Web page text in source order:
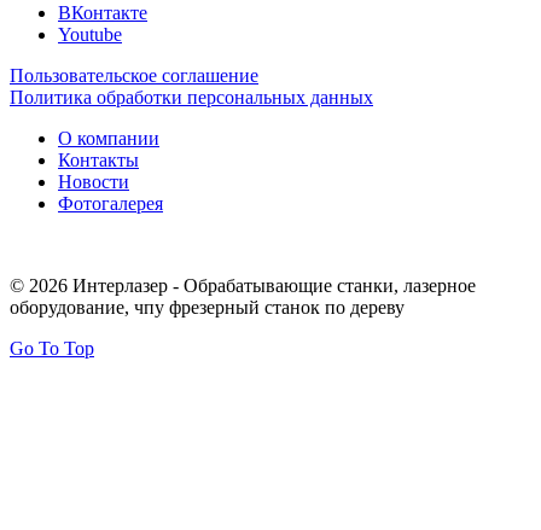
ВКонтакте
Youtube
Пользовательское соглашение
Политика обработки персональных данных
О компании
Контакты
Новости
Фотогалерея
© 2026 Интерлазер - Обрабатывающие станки, лазерное
оборудование, чпу фрезерный станок по дереву
Go To Top